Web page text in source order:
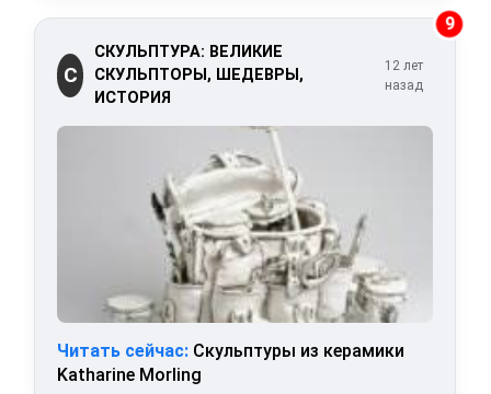
9
С
СКУЛЬПТУРА: ВЕЛИКИЕ
СКУЛЬПТОРЫ, ШЕДЕВРЫ,
ИСТОРИЯ
12 лет
назад
Читать сейчас: Скульптуры из керамики
Katharine Morling